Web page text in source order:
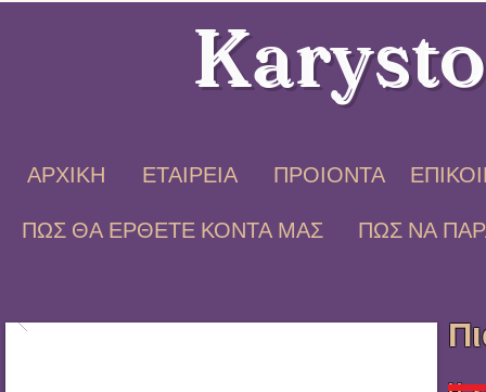
ΠΡΟΙΟΝΤΑ
ΕΤΑΙΡΕΙΑ
ΑΡΧΙΚΗ
ΠΩΣ ΘΑ ΕΡΘΕΤΕ ΚΟΝΤΑ ΜΑΣ
ΠΩΣ ΝΑ